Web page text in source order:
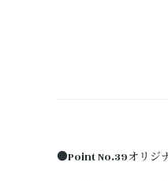
●Point No.39オリジ